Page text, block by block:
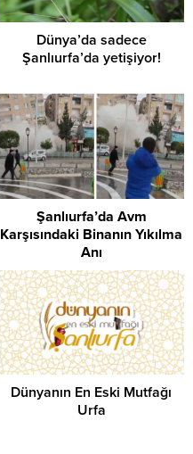
Dünya’da sadece
Şanlıurfa’da yetişiyor!
Şanlıurfa’da Avm
Karşısındaki Binanın Yıkılma
Anı
Dünyanın En Eski Mutfağı
Urfa